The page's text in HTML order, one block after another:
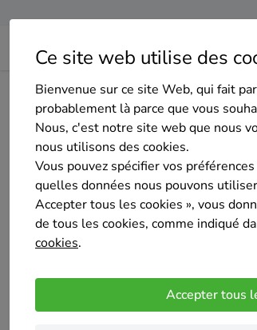
Ce site web utilise des
Bienvenue sur ce site Web, qui fait
probablement là parce que vous
Nous, c'est notre site web que nous
nous utilisons des cookies.
Vous pouvez spécifier vos
quelles données nous pouvons
Accepter tous les cookies », vous
de tous les cookies, comme indiqué
cookies.
Accepter tous
Page d'accueil Aperçu des
RENOVATING
Renovating BV rassemble